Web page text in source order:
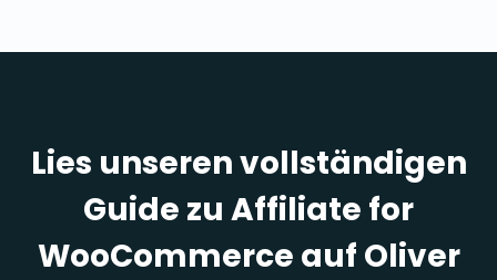
Lies unseren vollständigen
Guide zu Affiliate for
WooCommerce auf Oliver